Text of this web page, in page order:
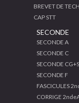
BREVET DE
CAP STT
SECONDE
SECONDE A
SECONDE C
SECONDE
SECONDE F
FASCICULES
CORRIGE